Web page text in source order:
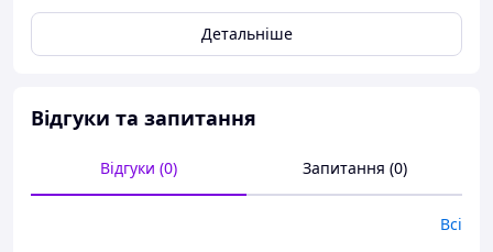
для 2 головок:479 × 39 × 66 мм
678 × 39 × 66 мм
час роботи. Додатковий повзунок SA забезпечує
точність позиціонування та якість друку.
Монтажна система розроблена для швидкого
встановлення — користувач може підготувати принтер
Детальніше
Відгуки та запитання
Відгуки (0) Запитання (0)
Всі